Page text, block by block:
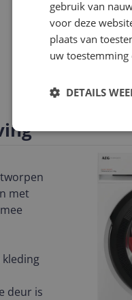
Capaciteit
Energie
met
deur is
gebruik van
voor deze
plaats van
uw
DETAILS